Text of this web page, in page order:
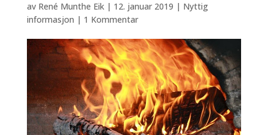
av René Munthe Eik| 12. januar 2019 | Nyttig
informasjon | 1 Kommentar